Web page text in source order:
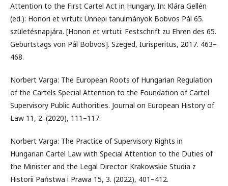
Attention to the First Cartel Act in Hungary. In: Klára Gellén
(ed.): Honori et virtuti: Ünnepi tanulmányok Bobvos Pál 65.
születésnapjára. [Honori et virtuti: Festschrift zu Ehren des 65.
Geburtstags von Pál Bobvos]. Szeged, Iurisperitus, 2017. 463–
468.
Norbert Varga: The European Roots of Hungarian Regulation
of the Cartels Special Attention to the Foundation of Cartel
Supervisory Public Authorities. Journal on European History of
Law 11, 2. (2020), 111–117.
Norbert Varga: The Practice of Supervisory Rights in
Hungarian Cartel Law with Special Attention to the Duties of
the Minister and the Legal Director. Krakowskie Studia z
Historii Państwa i Prawa 15, 3. (2022), 401–412.